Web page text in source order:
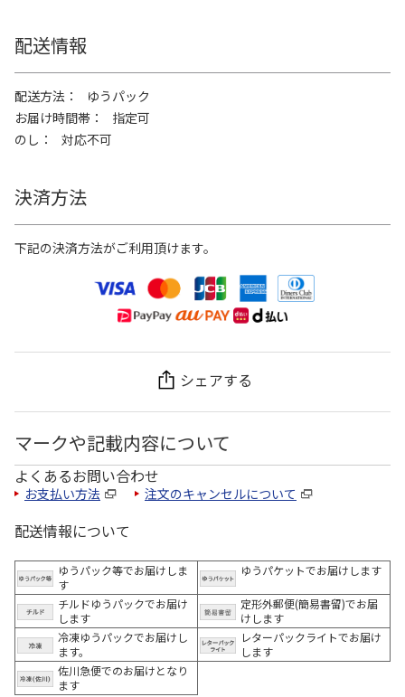
配送情報
配送方法
ゆうパック
お届け時間帯
指定可
のし
対応不可
決済方法
下記の決済方法がご利用頂けます。
シェアする
マークや記載内容について
よくあるお問い合わせ
お支払い方法 注文のキャンセルについて
配送情報について
ゆうパック等でお届けしま
す
ゆうパケットでお届けします
チルドゆうパックでお届け
します
定形外郵便(簡易書留)でお届
けします
冷凍ゆうパックでお届けし
ます。
レターパックライトでお届け
します
佐川急便でのお届けとなり
ます